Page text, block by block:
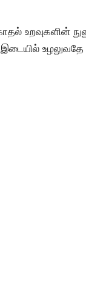
உறவுகளின்
இடையில்